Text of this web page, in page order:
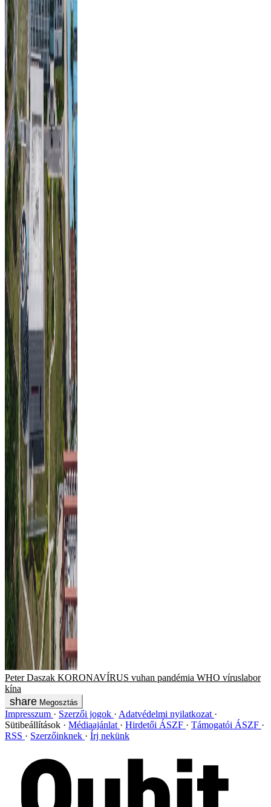
Peter Daszak KORONAVÍRUS vuhan pandémia WHO víruslabor
kína
Megosztás
Impresszum Szerzői jogok
Adatvédelmi nyilatkozat
Sütibeállítások
Médiaajánlat Hirdetői ÁSZF
Támogatói ÁSZF
RSS
Szerzőinknek Írj nekünk